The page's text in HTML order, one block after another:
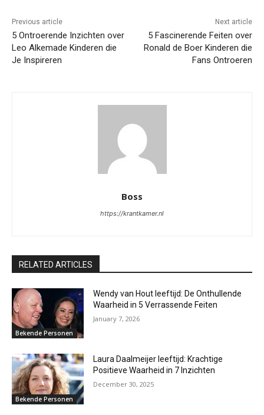
Previous article
5 Ontroerende Inzichten over
Leo Alkemade Kinderen die
Je Inspireren
Next article
5 Fascinerende Feiten over
Ronald de Boer Kinderen die
Fans Ontroeren
Boss
https://krantkamer.nl
RELATED ARTICLES
Bekende Personen
Wendy van Hout leeftijd: De Onthullende
Waarheid in 5 Verrassende Feiten
January 7, 2026
Bekende Personen
Laura Daalmeijer leeftijd: Krachtige
Positieve Waarheid in 7 Inzichten
December 30, 2025